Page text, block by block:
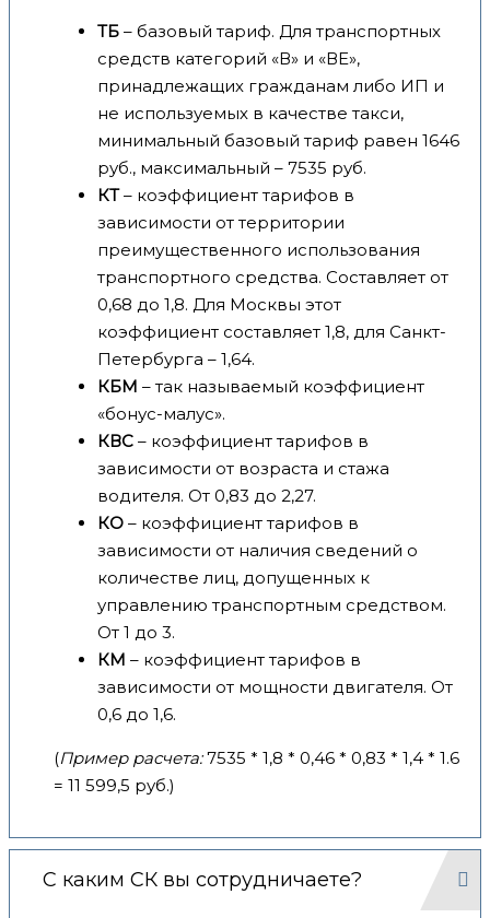
ТБ – базовый тариф. Для транспортных
средств категорий «В» и «ВЕ»,
принадлежащих гражданам либо ИП и
не используемых в качестве такси,
минимальный базовый тариф равен 1646
руб., максимальный – 7535 руб.
КТ– коэффициент тарифов в
зависимости от территории
преимущественного использования
транспортного средства. Составляет от
0,68 до 1,8. Для Москвы этот
коэффициент составляет 1,8, для Санкт-
Петербурга – 1,64.
КБМ – так называемый коэффициент
«бонус-малус».
КВС – коэффициент тарифов в
зависимости от возраста и стажа
водителя. От 0,83 до 2,27.
КО – коэффициент тарифов в
зависимости от наличия сведений о
количестве лиц, допущенных к
управлению транспортным средством.
От 1 до 3.
КМ – коэффициент тарифов в
зависимости от мощности двигателя. От
0,6 до 1,6.
(Пример расчета:7535 * 1,8 * 0,46 * 0,83 * 1,4 * 1.6
= 11 599,5 руб.)
С каким СК вы сотрудничаете?